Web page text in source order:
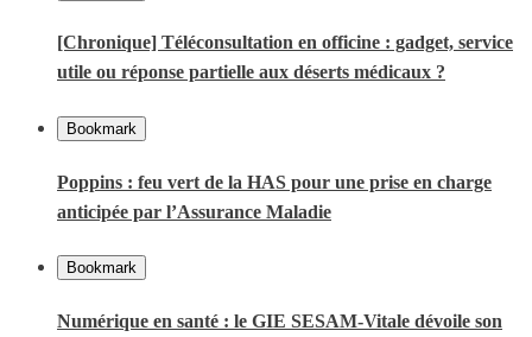
[Chronique] Téléconsultation en officine : gadget, service
utile ou réponse partielle aux déserts médicaux ?
Bookmark
Poppins : feu vert de la HAS pour une prise en charge
anticipée par l’Assurance Maladie
Bookmark
Numérique en santé : le GIE SESAM-Vitale dévoile son